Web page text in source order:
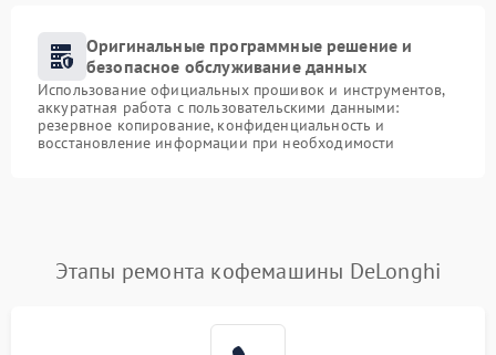
Оригинальные программные решение и
безопасное обслуживание данных
Использование официальных прошивок и инструментов,
аккуратная работа с пользовательскими данными:
резервное копирование, конфиденциальность и
восстановление информации при необходимости
Этапы ремонта кофемашины DeLonghi